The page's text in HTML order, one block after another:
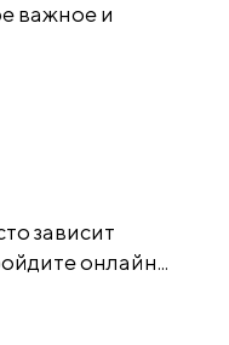
важное и
зависит
онлайн...